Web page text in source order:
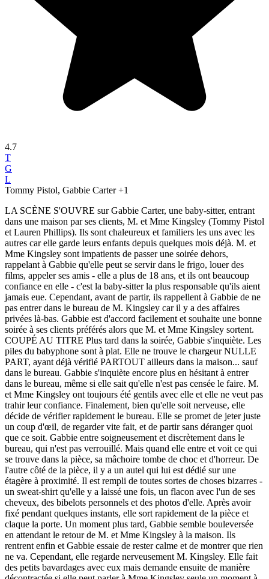
4.7
T
G
L
Tommy Pistol, Gabbie Carter+1
LA SCÈNE S'OUVRE sur Gabbie Carter, une baby-sitter, entrant
dans une maison par ses clients, M. et Mme Kingsley (Tommy Pistol
et Lauren Phillips). Ils sont chaleureux et familiers les uns avec les
autres car elle garde leurs enfants depuis quelques mois déjà. M. et
Mme Kingsley sont impatients de passer une soirée dehors,
rappelant à Gabbie qu'elle peut se servir dans le frigo, louer des
films, appeler ses amis - elle a plus de 18 ans, et ils ont beaucoup
confiance en elle - c'est la baby-sitter la plus responsable qu'ils aient
jamais eue. Cependant, avant de partir, ils rappellent à Gabbie de ne
pas entrer dans le bureau de M. Kingsley car il y a des affaires
privées là-bas. Gabbie est d'accord facilement et souhaite une bonne
soirée à ses clients préférés alors que M. et Mme Kingsley sortent.
COUPÉ AU TITRE Plus tard dans la soirée, Gabbie s'inquiète. Les
piles du babyphone sont à plat. Elle ne trouve le chargeur NULLE
PART, ayant déjà vérifié PARTOUT ailleurs dans la maison... sauf
dans le bureau. Gabbie s'inquiète encore plus en hésitant à entrer
dans le bureau, même si elle sait qu'elle n'est pas censée le faire. M.
et Mme Kingsley ont toujours été gentils avec elle et elle ne veut pas
trahir leur confiance. Finalement, bien qu'elle soit nerveuse, elle
décide de vérifier rapidement le bureau. Elle se promet de jeter juste
un coup d'œil, de regarder vite fait, et de partir sans déranger quoi
que ce soit. Gabbie entre soigneusement et discrètement dans le
bureau, qui n'est pas verrouillé. Mais quand elle entre et voit ce qui
se trouve dans la pièce, sa mâchoire tombe de choc et d'horreur. De
l'autre côté de la pièce, il y a un autel qui lui est dédié sur une
étagère à proximité. Il est rempli de toutes sortes de choses bizarres -
un sweat-shirt qu'elle y a laissé une fois, un flacon avec l'un de ses
cheveux, des bibelots personnels et des photos d'elle. Après avoir
fixé pendant quelques instants, elle sort rapidement de la pièce et
claque la porte. Un moment plus tard, Gabbie semble bouleversée
en attendant le retour de M. et Mme Kingsley à la maison. Ils
rentrent enfin et Gabbie essaie de rester calme et de montrer que rien
ne va. Cependant, elle regarde nerveusement M. Kingsley. Elle fait
des petits bavardages avec eux mais demande ensuite de manière